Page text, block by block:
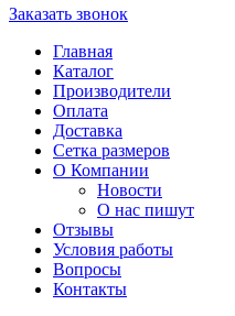
Заказать звонок
Главная
Каталог
Производители
Оплата
Доставка
Сетка размеров
О Компании
Новости
О нас пишут
Отзывы
Условия работы
Вопросы
Контакты